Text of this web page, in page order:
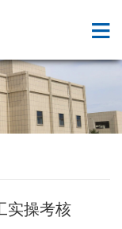
实操考核